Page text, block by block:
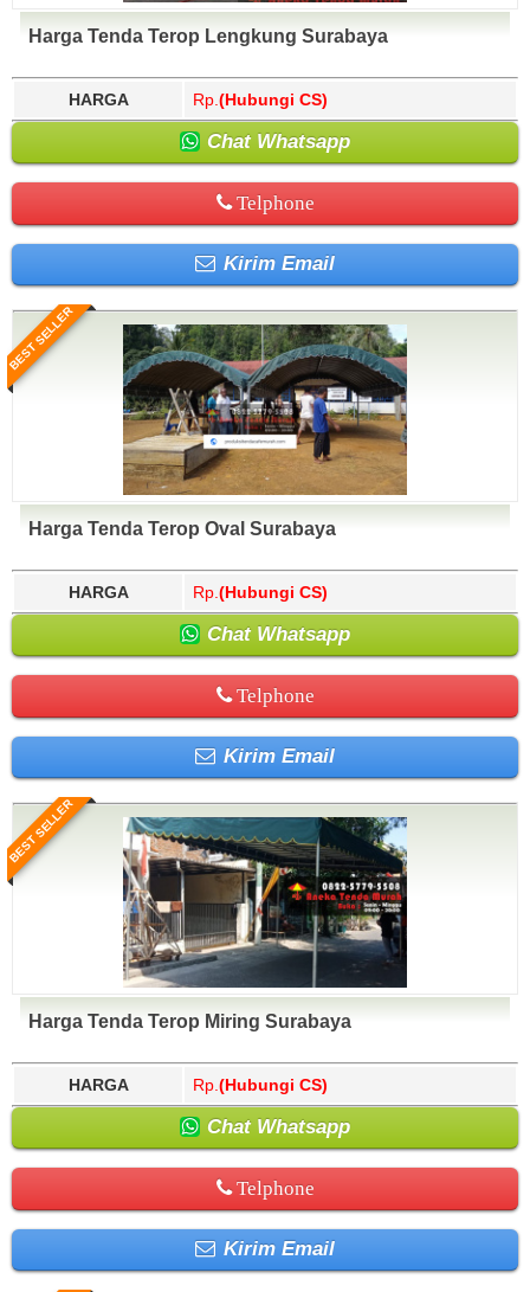
Harga Tenda Terop Lengkung Surabaya
HARGA Rp. (Hubungi CS)
Chat Whatsapp
Telphone
Kirim Email
BEST SELLER
Harga Tenda Terop Oval Surabaya
HARGA Rp. (Hubungi CS)
Chat Whatsapp
Telphone
Kirim Email
BEST SELLER
Harga Tenda Terop Miring Surabaya
HARGA Rp. (Hubungi CS)
Chat Whatsapp
Telphone
Kirim Email